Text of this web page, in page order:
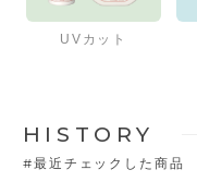
UVカット
HISTORY
#最近チェックした商品